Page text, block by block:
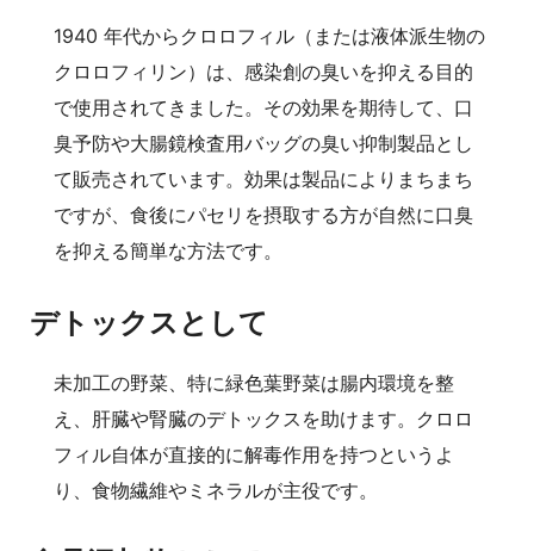
1940 年代からクロロフィル（または液体派生物の
クロロフィリン）は、感染創の臭いを抑える目的
で使用されてきました。その効果を期待して、口
臭予防や大腸鏡検査用バッグの臭い抑制製品とし
て販売されています。効果は製品によりまちまち
ですが、食後にパセリを摂取する方が自然に口臭
を抑える簡単な方法です。
デトックスとして
未加工の野菜、特に緑色葉野菜は腸内環境を整
え、肝臓や腎臓のデトックスを助けます。クロロ
フィル自体が直接的に解毒作用を持つというよ
り、食物繊維やミネラルが主役です。